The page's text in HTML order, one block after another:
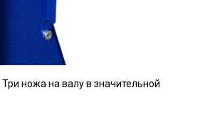
ножа на валу в значительной